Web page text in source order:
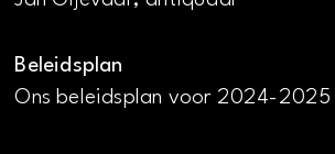
Beleidsplan
Ons beleidsplan voor 2024-